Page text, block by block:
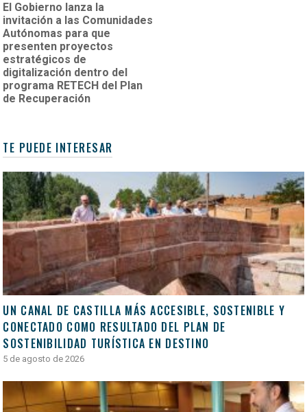
El Gobierno lanza la
invitación a las Comunidades
Autónomas para que
presenten proyectos
estratégicos de
digitalización dentro del
programa RETECH del Plan
de Recuperación
TE PUEDE INTERESAR
UN CANAL DE CASTILLA MÁS ACCESIBLE, SOSTENIBLE Y
CONECTADO COMO RESULTADO DEL PLAN DE
SOSTENIBILIDAD TURÍSTICA EN DESTINO
5 de agosto de 2026